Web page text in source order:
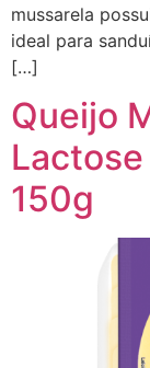
mussarela
ideal para
[…]
Queijo
150g